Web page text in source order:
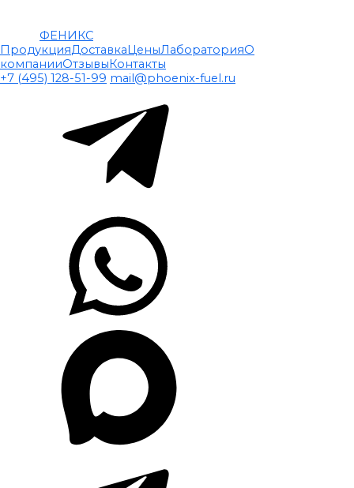
ФЕНИКС
ПродукцияДоставкаЦеныЛабораторияО
компанииОтзывыКонтакты
+7 (495) 128-51-99 mail@phoenix-fuel.ru